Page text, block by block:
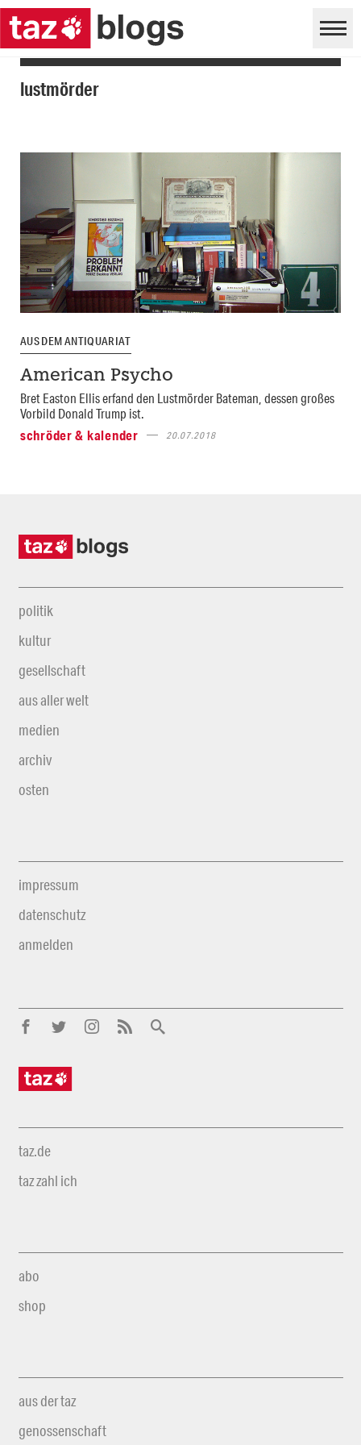
lustmörder
AUS DEM ANTIQUARIAT
American Psycho
Bret Easton Ellis erfand den Lustmörder Bateman, dessen großes
Vorbild Donald Trump ist.
schröder & kalender
20.07.2018
politik
kultur
gesellschaft
aus aller welt
medien
archiv
osten
impressum
datenschutz
anmelden
taz.de
taz zahl ich
abo
shop
aus der taz
genossenschaft